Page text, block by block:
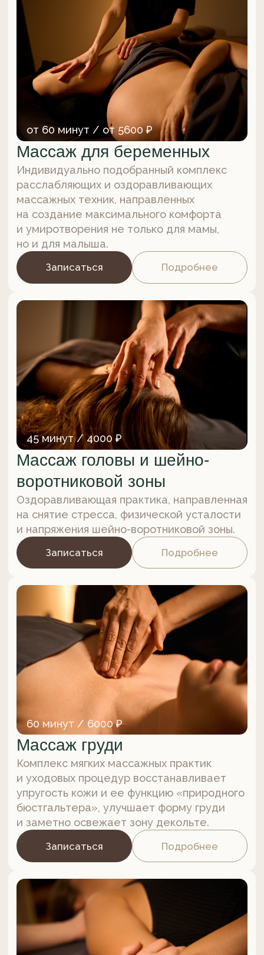
прессуру, стрейчинг и работу
с энергетическими меридианами.
Подробнее
Антицеллюлитный массаж
Безоперационный способ борьбы
с целлюлитом — качественное
оздоровление и улучшение эстетики кожи
Записаться
60 минут / 5600 ₽
Контур-массаж тела
Деликатный и безболезненный способ
коррекции фигуры и улучшения тонуса
кожи с акцентированным вниманием
к проблемным зонам и «ловушкам»
на теле, с трудом поддающимся
изменениям другими методами.
Записаться Подробнее
60 минут / 5600 ₽
Мадеротерапия
Массаж с использованием специальных
деревянных инструментов, направленный
на улучшение кровообращения,
проработку проблемных зон и борьбу
с целлюлитом.
Подробнее
Лимфодренажный массаж
Методика мануальной стимуляции
лимфатической системы для активизации
и улучшения ее работы, направленная
на избавление от отечности, коррекцию
фигуры и оздоровление организма.
Записаться Подробнее
от 60 минут / от 5600 ₽